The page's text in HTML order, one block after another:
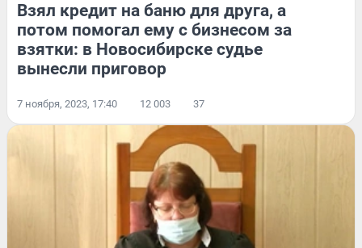
Взял кредит на баню для друга, а
потом помогал ему с бизнесом за
взятки: в Новосибирске судье
вынесли приговор
7 ноября, 2023, 17:40 12 003 37